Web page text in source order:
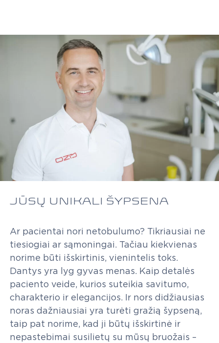
JŪSŲ UNIKALI ŠYPSENA
Ar pacientai nori netobulumo? Tikriausiai ne
tiesiogiai ar sąmoningai. Tačiau kiekvienas
norime būti išskirtinis, vienintelis toks.
Dantys yra lyg gyvas menas. Kaip detalės
paciento veide, kurios suteikia savitumo,
charakterio ir elegancijos. Ir nors didžiausias
noras dažniausiai yra turėti gražią šypseną,
taip pat norime, kad ji būtų išskirtinė ir
nepastebimai susilietų su mūsų bruožais –